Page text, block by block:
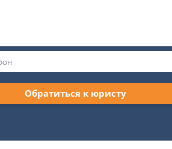
Обратиться к юристу